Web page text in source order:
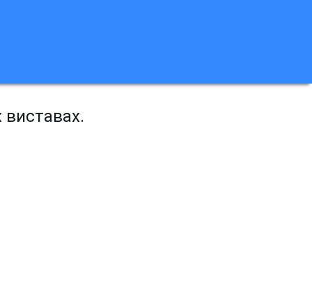
виставах.